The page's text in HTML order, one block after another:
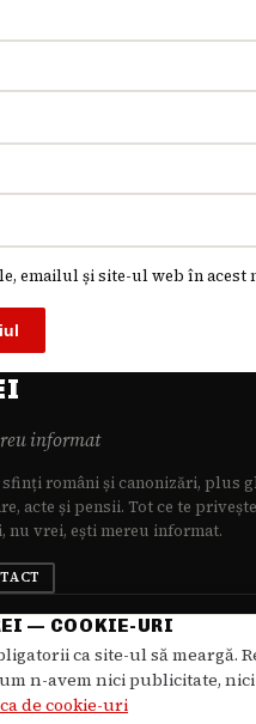
emailul și site-ul web în
informat
sfinți români și canonizări, plus
acte și pensii. Tot ce te
vrei, ești mereu informat.
— COOKIE-URI
ca site-ul să meargă.
n-avem nici publicitate,
de cookie-uri